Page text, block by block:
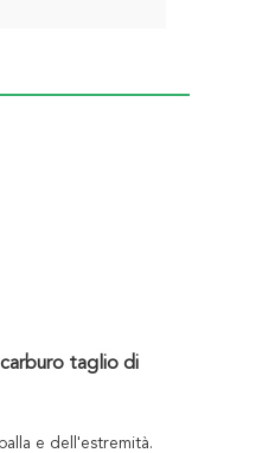
taglio di
e dell'estremità.